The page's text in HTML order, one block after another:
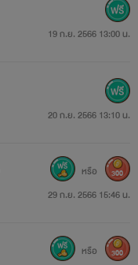
19 ก.ย. 2566 13:00 น.
20 ก.ย. 2566 13:10 น.
29 ก.ย. 2566 15:46 น.
หรือ 300
หรือ 300